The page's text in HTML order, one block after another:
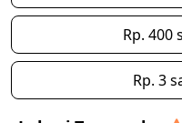
Rp. 400
Rp. 3